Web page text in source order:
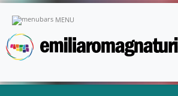
MENU